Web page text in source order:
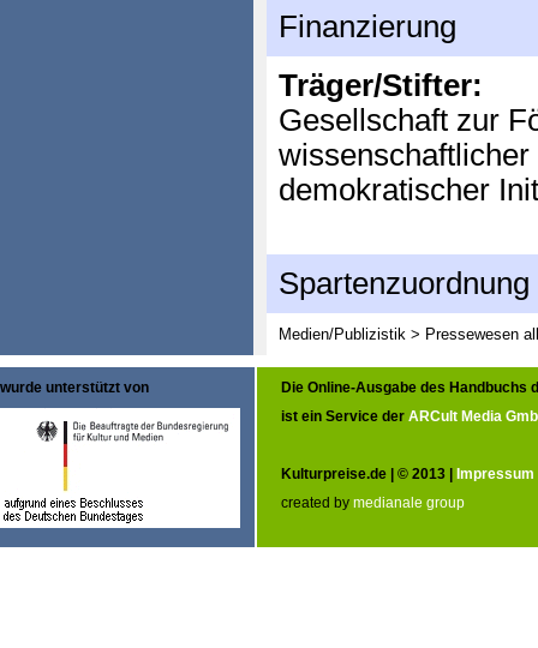
Finanzierung
Träger/Stifter:
Gesellschaft zur
demokratischer
Spartenzuordnung
Medien/Publizistik > Pressewesen
wurde unterstützt von
Die Online-Ausgabe des Handbuchs
ist ein Service der ARCult Media
Kulturpreise.de | © 2013 | Impressum
created by medianale group